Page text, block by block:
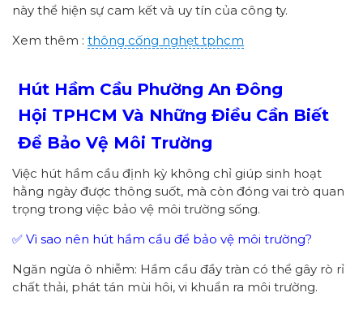
này thể hiện sự cam kết và uy tín của công ty.
Xem thêm : thông cống nghẹt tphcm
Hút Hầm Cầu Phường An Đông
Hội TPHCM Và Những Điều Cần Biết
Để Bảo Vệ Môi Trường
Việc hút hầm cầu định kỳ không chỉ giúp sinh hoạt
hằng ngày được thông suốt, mà còn đóng vai trò quan
trọng trong việc bảo vệ môi trường sống.
✅ Vì sao nên hút hầm cầu để bảo vệ môi trường?
Ngăn ngừa ô nhiễm: Hầm cầu đầy tràn có thể gây rò rỉ
chất thải, phát tán mùi hôi, vi khuẩn ra môi trường.